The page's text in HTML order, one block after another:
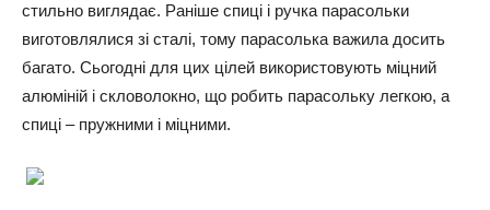
стильно виглядає. Раніше спиці і ручка парасольки
виготовлялися зі сталі, тому парасолька важила досить
багато. Сьогодні для цих цілей використовують міцний
алюміній і скловолокно, що робить парасольку легкою, а
спиці – пружними і міцними.